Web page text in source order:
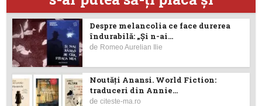
Despre melancolia ce face durerea
îndurabilă: „Și n-ai...
de Romeo Aurelian Ilie
Noutăţi Anansi. World Fiction:
traduceri din Annie...
deciteste-ma.ro